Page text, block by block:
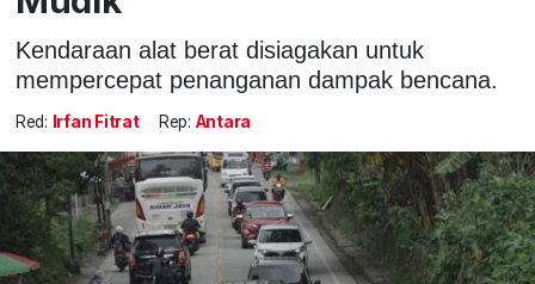
Kendaraan alat berat disiagakan untuk
mempercepat penanganan dampak bencana.
Red: Irfan Fitrat Rep: Antara